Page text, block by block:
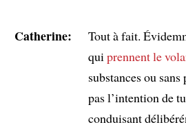
Catherine:
Tout à fait.
qui prennent le
substances ou
pas l’intention de
conduisant